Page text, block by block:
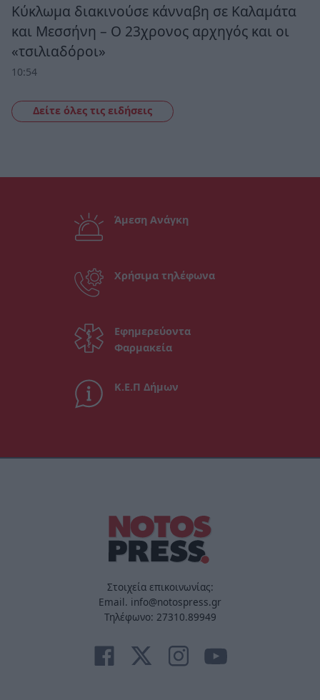
Κύκλωμα διακινούσε κάνναβη σε Καλαμάτα
και Μεσσήνη – Ο 23χρονος αρχηγός και οι
«τσιλιαδόροι»
10:54
Δείτε όλες τις ειδήσεις
Άμεση Ανάγκη
Χρήσιμα τηλέφωνα
Εφημερεύοντα
Φαρμακεία
Κ.Ε.Π Δήμων
Στοιχεία επικοινωνίας:
Email. info@notospress.gr
Τηλέφωνο: 27310.89949